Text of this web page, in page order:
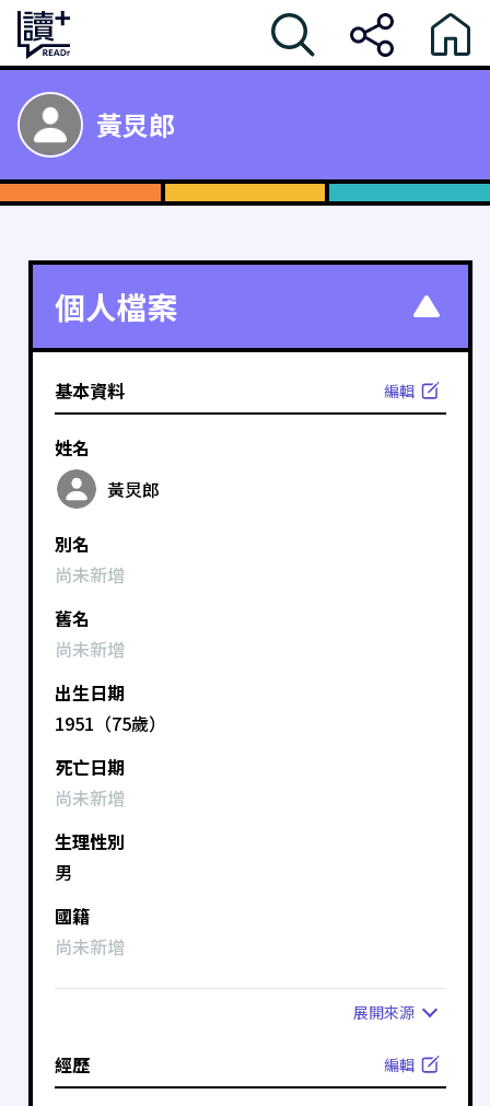
黃炅郎
個人檔案
基本資料 編輯
姓名
黃炅郎
別名
尚未新增
舊名
尚未新增
出生日期
1951（75歲）
死亡日期
尚未新增
生理性別
男
國籍
尚未新增
展開來源
經歷 編輯